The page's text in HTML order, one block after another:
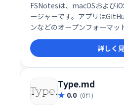
FSNotesは、macOSおよび
ージャーです。アプリは
ンなどのオープンフォーマッ
iPhoneやMacBookで簡単に
ます。シンプルで非常に高速
詳しく
Type.md
0.0 (0件)